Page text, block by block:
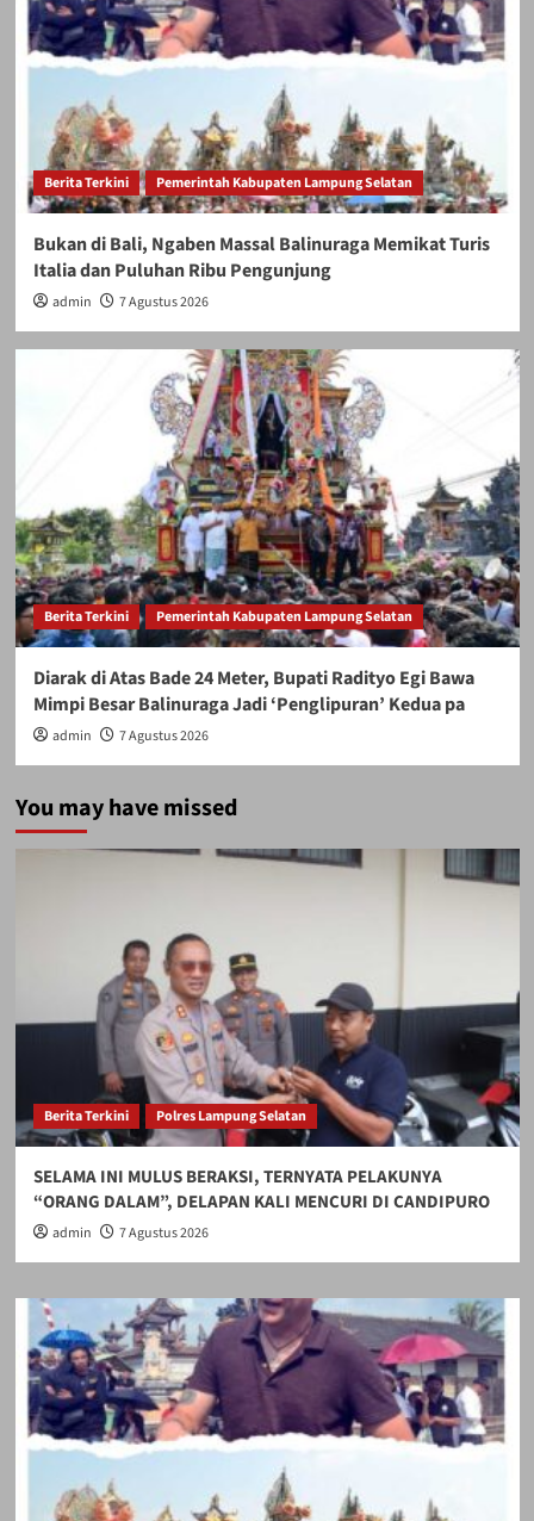
Berita Terkini Pemerintah Kabupaten Lampung Selatan
Bukan di Bali, Ngaben Massal Balinuraga Memikat Turis
Italia dan Puluhan Ribu Pengunjung
admin 7 Agustus 2026
Berita Terkini Pemerintah Kabupaten Lampung Selatan
Diarak di Atas Bade 24 Meter, Bupati Radityo Egi Bawa
Mimpi Besar Balinuraga Jadi ‘Penglipuran’ Kedua pa
admin 7 Agustus 2026
You may have missed
Berita Terkini Polres Lampung Selatan
SELAMA INI MULUS BERAKSI, TERNYATA PELAKUNYA
“ORANG DALAM”, DELAPAN KALI MENCURI DI CANDIPURO
admin 7 Agustus 2026